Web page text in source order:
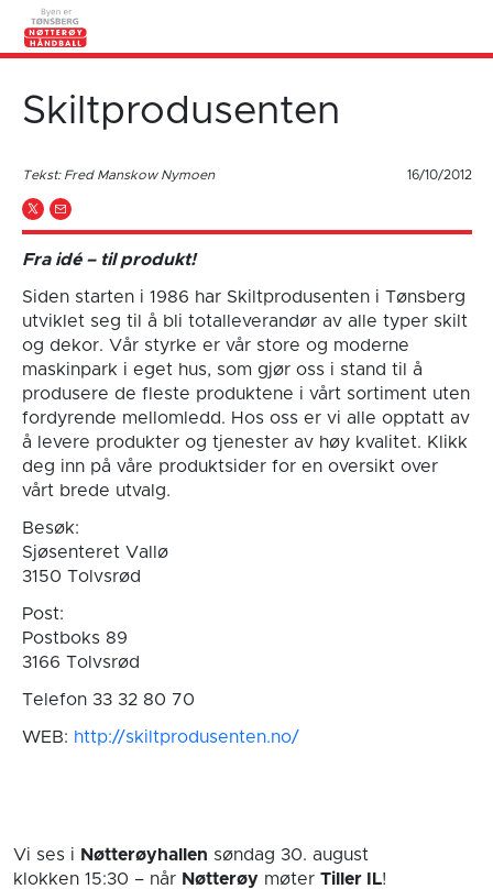
Skiltprodusenten
Tekst: Fred Manskow Nymoen 16/10/2012
Fra idé – til produkt!
Siden starten i 1986 har Skiltprodusenten i Tønsberg
utviklet seg til å bli totalleverandør av alle typer skilt
og dekor. Vår styrke er vår store og moderne
maskinpark i eget hus, som gjør oss i stand til å
produsere de fleste produktene i vårt sortiment uten
fordyrende mellomledd. Hos oss er vi alle opptatt av
å levere produkter og tjenester av høy kvalitet. Klikk
deg inn på våre produktsider for en oversikt over
vårt brede utvalg.
Besøk:
Sjøsenteret Vallø
3150 Tolvsrød
Post:
Postboks 89
3166 Tolvsrød
Telefon 33 32 80 70
WEB: http://skiltprodusenten.no/
Vi ses i Nøtterøyhallen søndag 30. august
klokken 15:30 – når Nøtterøy møter Tiller IL!